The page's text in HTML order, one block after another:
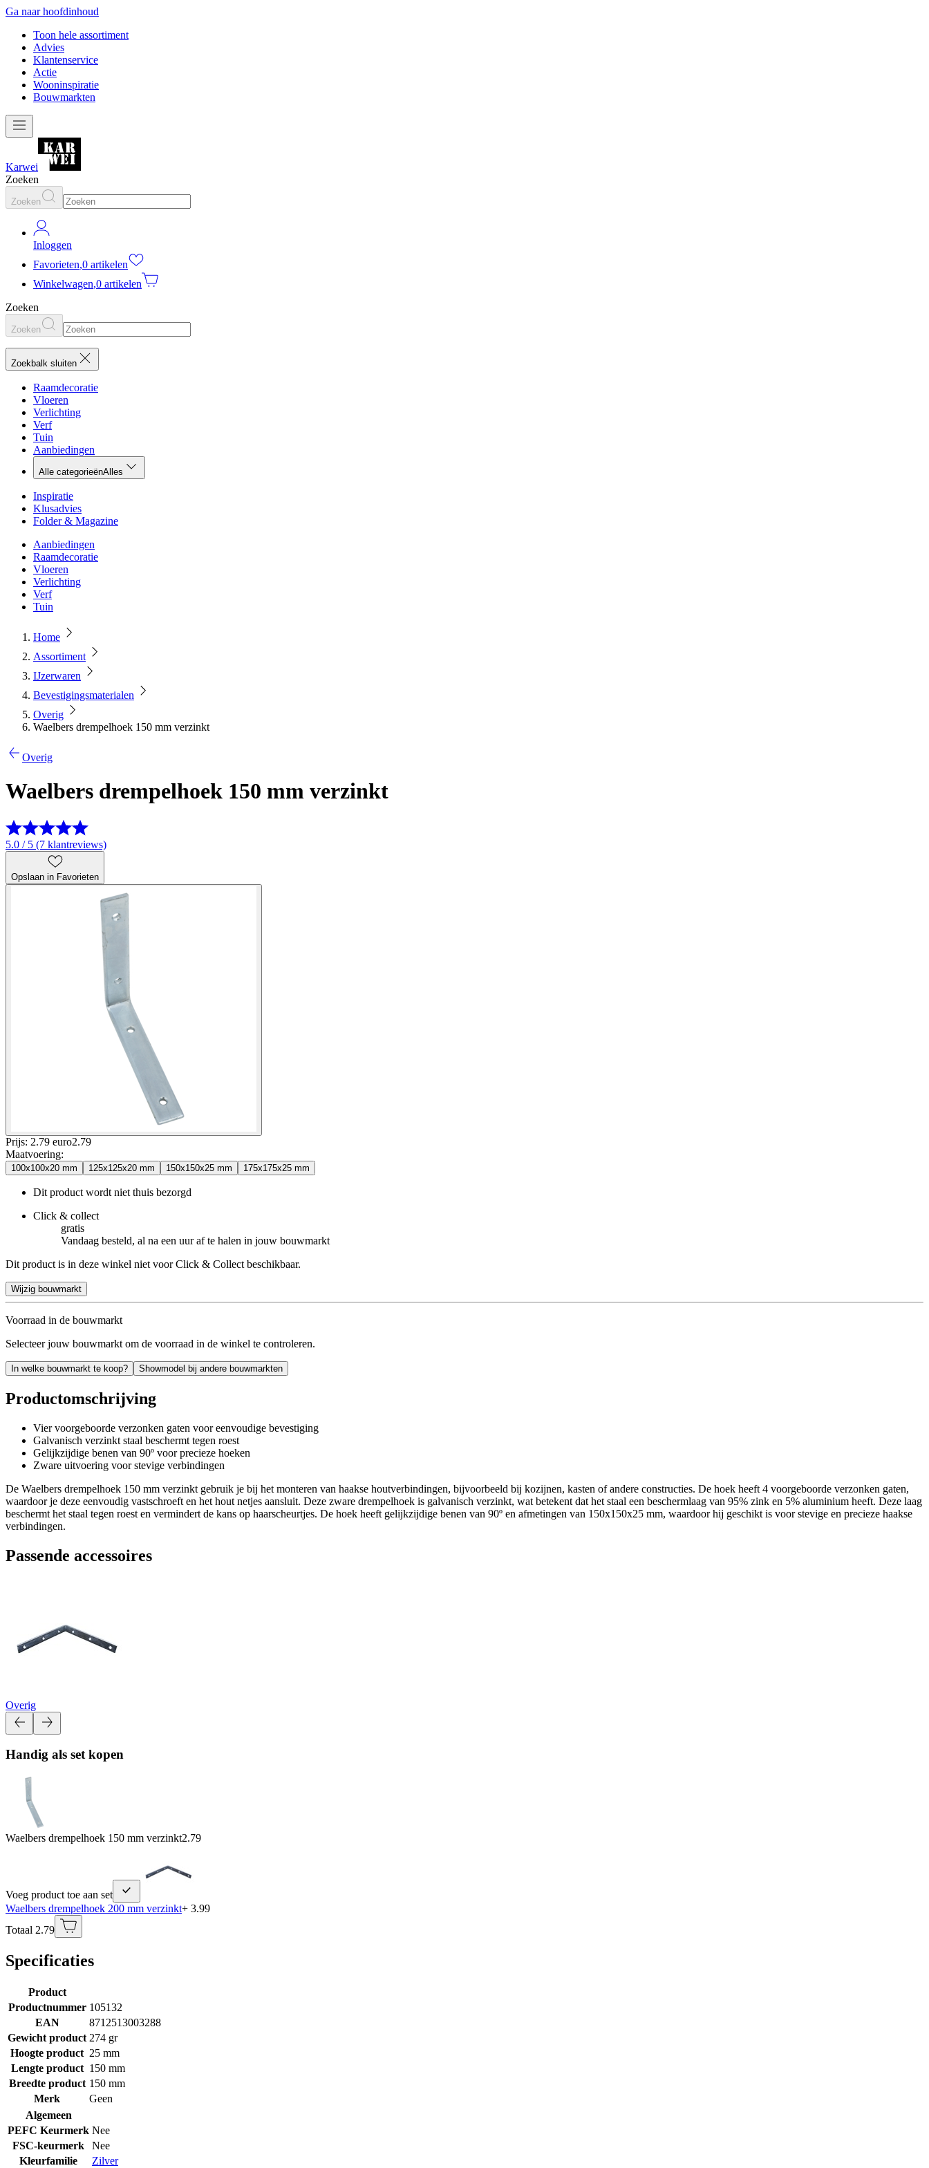
Ga naar hoofdinhoud
Toon hele assortiment
Advies
Klantenservice
Actie
Wooninspiratie
Bouwmarkten
Karwei
Zoeken
Zoeken
Inloggen
Favorieten,0 artikelen
Winkelwagen,0 artikelen
Zoeken
Zoeken
Zoekbalk sluiten
Raamdecoratie
Vloeren
Verlichting
Verf
Tuin
Aanbiedingen
Alle categorieënAlles
Inspiratie
Klusadvies
Folder & Magazine
Aanbiedingen
Raamdecoratie
Vloeren
Verlichting
Verf
Tuin
Home
Assortiment
IJzerwaren
Bevestigingsmaterialen
Overig
Waelbers drempelhoek 150 mm verzinkt
Overig
Waelbers drempelhoek 150 mm verzinkt
5.0 / 5 (7 klantreviews)
Opslaan in Favorieten
Prijs: 2.79 euro2.79
Maatvoering:
100x100x20 mm 125x125x20 mm 150x150x25 mm 175x175x25 mm
Dit product wordt niet thuis bezorgd
Click & collect
gratis
Vandaag besteld, al na een uur af te halen in jouw bouwmarkt
Dit product is in deze winkel niet voor Click & Collect beschikbaar.
Wijzig bouwmarkt
Voorraad in de bouwmarkt
Selecteer jouw bouwmarkt om de voorraad in de winkel te controleren.
In welke bouwmarkt te koop? Showmodel bij andere bouwmarkten
Productomschrijving
Vier voorgeboorde verzonken gaten voor eenvoudige bevestiging
Galvanisch verzinkt staal beschermt tegen roest
Gelijkzijdige benen van 90º voor precieze hoeken
Zware uitvoering voor stevige verbindingen
De Waelbers drempelhoek 150 mm verzinkt gebruik je bij het monteren van haakse houtverbindingen, bijvoorbeeld bij kozijnen, kasten of andere constructies. De hoek heeft 4 voorgeboorde verzonken gaten,
waardoor je deze eenvoudig vastschroeft en het hout netjes aansluit. Deze zware drempelhoek is galvanisch verzinkt, wat betekent dat het staal een beschermlaag van 95% zink en 5% aluminium heeft. Deze laag
beschermt het staal tegen roest en vermindert de kans op haarscheurtjes. De hoek heeft gelijkzijdige benen van 90º en afmetingen van 150x150x25 mm, waardoor hij geschikt is voor stevige en precieze haakse
verbindingen.
Passende accessoires
Overig
Handig als set kopen
Waelbers drempelhoek 150 mm verzinkt2.79
Voeg product toe aan set
Waelbers drempelhoek 200 mm verzinkt+ 3.99
Totaal 2.79
Specificaties
Product
Productnummer 105132
EAN
8712513003288
Gewicht product 274 gr
Hoogte product 25 mm
Lengte product 150 mm
Breedte product 150 mm
Merk
Geen
Algemeen
PEFC Keurmerk Nee
FSC-keurmerk
Nee
Kleurfamilie
Zilver